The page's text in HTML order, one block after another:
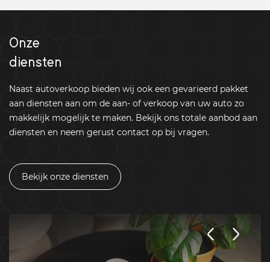
Onze
diensten
Naast autoverkoop bieden wij ook een gevarieerd pakket
aan diensten aan om de aan- of verkoop van uw auto zo
makkelijk mogelijk te maken. Bekijk ons totale aanbod aan
diensten en neem gerust contact op bij vragen.
Bekijk onze diensten